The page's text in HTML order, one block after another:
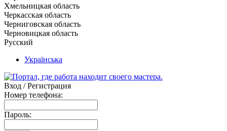
Хмельницкая область
Черкасская область
Черниговская область
Черновицкая область
Русский
Українська
Вход / Регистрация
Номер телефона:
Пароль: